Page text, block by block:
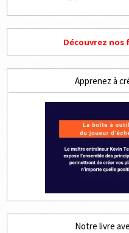
Découvrez nos
Apprenez à
Notre livre